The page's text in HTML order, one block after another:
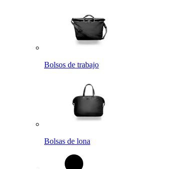
Bolsos de trabajo
Bolsas de lona